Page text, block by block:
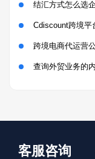
结汇方式怎么选
Cdiscount跨境平
跨境电商代运营
查询外贸业务的
客服咨询